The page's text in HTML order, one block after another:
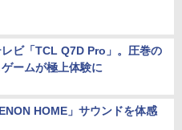
ビ「TCL Q7D Pro」。圧巻の
ームが極上体験に
HOME」サウンドを体感